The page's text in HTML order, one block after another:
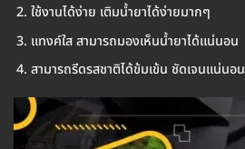
ใช้งานได้ง่าย เติมน้ำยาได้ง่ายมากๆ
แทงค์ใส สามารถมองเห็นน้ำยาได้แน่นอน
สามารถรีดรสชาติได้ข้มเข้น ชัดเจนแน่นอน